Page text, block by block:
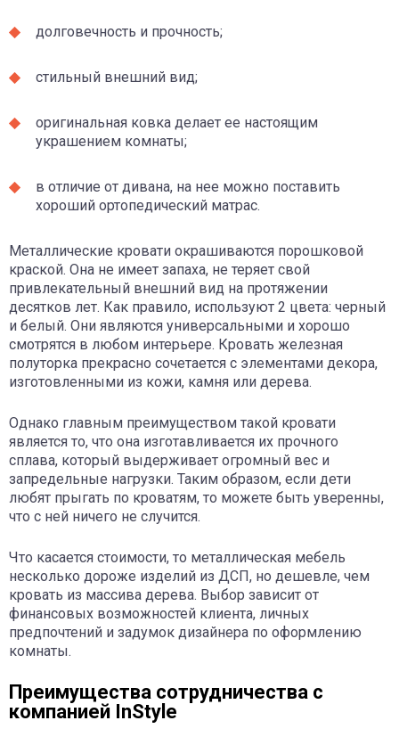
долговечность и прочность;
стильный внешний вид;
оригинальная ковка делает ее настоящим
украшением комнаты;
в отличие от дивана, на нее можно поставить
хороший ортопедический матрас.
Металлические кровати окрашиваются порошковой
краской. Она не имеет запаха, не теряет свой
привлекательный внешний вид на протяжении
десятков лет. Как правило, используют 2 цвета: черный
и белый. Они являются универсальными и хорошо
смотрятся в любом интерьере. Кровать железная
полуторка прекрасно сочетается с элементами декора,
изготовленными из кожи, камня или дерева.
Однако главным преимуществом такой кровати
является то, что она изготавливается их прочного
сплава, который выдерживает огромный вес и
запредельные нагрузки. Таким образом, если дети
любят прыгать по кроватям, то можете быть уверенны,
что с ней ничего не случится.
Что касается стоимости, то металлическая мебель
несколько дороже изделий из ДСП, но дешевле, чем
кровать из массива дерева. Выбор зависит от
финансовых возможностей клиента, личных
предпочтений и задумок дизайнера по оформлению
комнаты.
Преимущества сотрудничества с
компанией InStyle